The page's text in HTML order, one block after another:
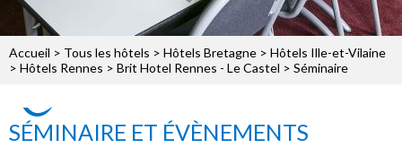
Accueil > Tous les hôtels > Hôtels Bretagne > Hôtels Ille-et-Vilaine
> Hôtels Rennes > Brit Hotel Rennes - Le Castel > Séminaire
SÉMINAIRE ET ÉVÈNEMENTS